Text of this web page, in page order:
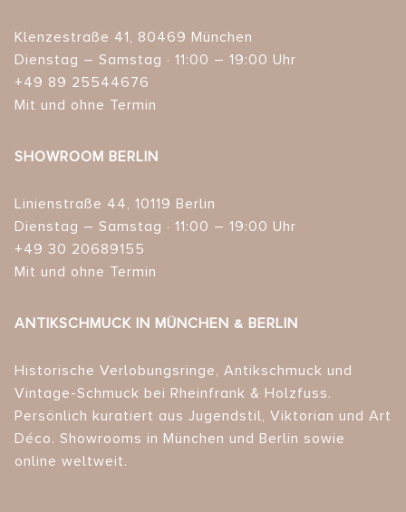
Klenzestraße 41, 80469 München
Dienstag – Samstag · 11:00 – 19:00 Uhr
+49 89 25544676
Mit und ohne Termin
SHOWROOM BERLIN
Linienstraße 44, 10119 Berlin
Dienstag – Samstag · 11:00 – 19:00 Uhr
+49 30 20689155
Mit und ohne Termin
ANTIKSCHMUCK IN MÜNCHEN & BERLIN
Historische Verlobungsringe, Antikschmuck und
Vintage-Schmuck bei Rheinfrank & Holzfuss.
Persönlich kuratiert aus Jugendstil, Viktorian und Art
Déco. Showrooms in München und Berlin sowie
online weltweit.